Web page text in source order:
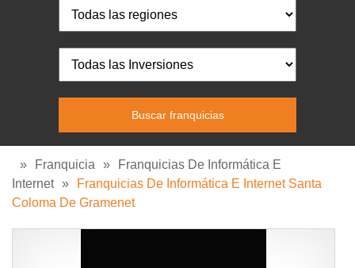
» Franquicia »
Franquicias De Informática E
Internet »
Franquicias De Informática E Internet Santa
Coloma De Gramenet